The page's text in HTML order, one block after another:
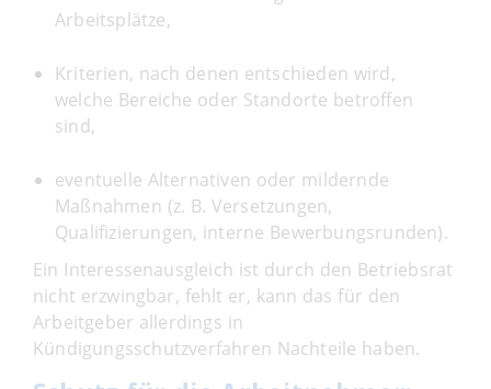
Arbeitsplätze,
Kriterien, nach denen entschieden wird,
welche Bereiche oder Standorte betroffen
sind,
eventuelle Alternativen oder mildernde
Maßnahmen (z. B. Versetzungen,
Qualifizierungen, interne Bewerbungsrunden).
Ein Interessenausgleich ist durch den Betriebsrat
nicht erzwingbar, fehlt er, kann das für den
Arbeitgeber allerdings in
Kündigungsschutzverfahren Nachteile haben.